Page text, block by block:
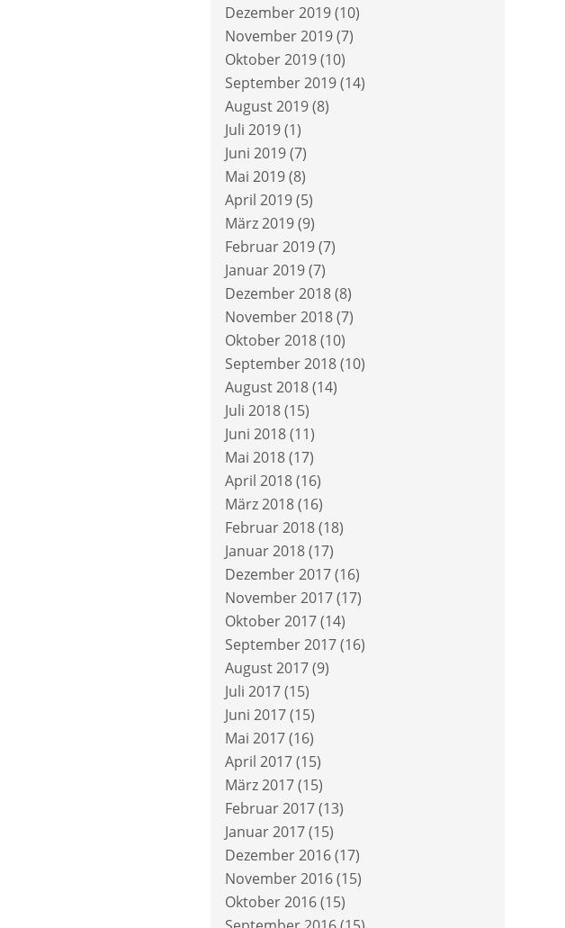
Dezember 2019(10)
November 2019(7)
Oktober 2019(10)
September 2019(14)
August 2019(8)
Juli 2019(1)
Juni 2019(7)
Mai 2019(8)
April 2019(5)
März 2019(9)
Februar 2019(7)
Januar 2019(7)
Dezember 2018(8)
November 2018(7)
Oktober 2018(10)
September 2018(10)
August 2018(14)
Juli 2018(15)
Juni 2018(11)
Mai 2018(17)
April 2018(16)
März 2018(16)
Februar 2018(18)
Januar 2018(17)
Dezember 2017(16)
November 2017(17)
Oktober 2017(14)
September 2017(16)
August 2017(9)
Juli 2017(15)
Juni 2017(15)
Mai 2017(16)
April 2017(15)
März 2017(15)
Februar 2017(13)
Januar 2017(15)
Dezember 2016(17)
November 2016(15)
Oktober 2016(15)